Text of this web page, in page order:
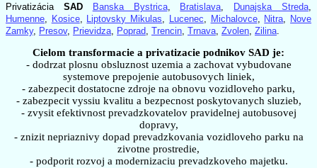
Privatizácia SAD Banska Bystrica, Bratislava Dunajska Streda
Humenne
Kosice, Liptovsky Mikulas Lucenec Michalovce, Nitra
Nove
Zamky, Presov, Prievidza Poprad Trencin Trnava Zvolen Zilina
Cielom transformacie a privatizacie podnikov SAD je:
- dodrzat plosnu obsluznost uzemia a zachovat vybudovane
systemove prepojenie autobusovych liniek,
- zabezpecit dostatocne zdroje na obnovu vozidloveho parku,
- zabezpecit vyssiu kvalitu a bezpecnost poskytovanych sluzieb,
- zvysit efektivnost prevadzkovatelov pravidelnej autobusovej
dopravy,
- znizit nepriaznivy dopad prevadzkovania vozidloveho parku na
zivotne prostredie,
- podporit rozvoj a modernizaciu prevadzkoveho majetku.